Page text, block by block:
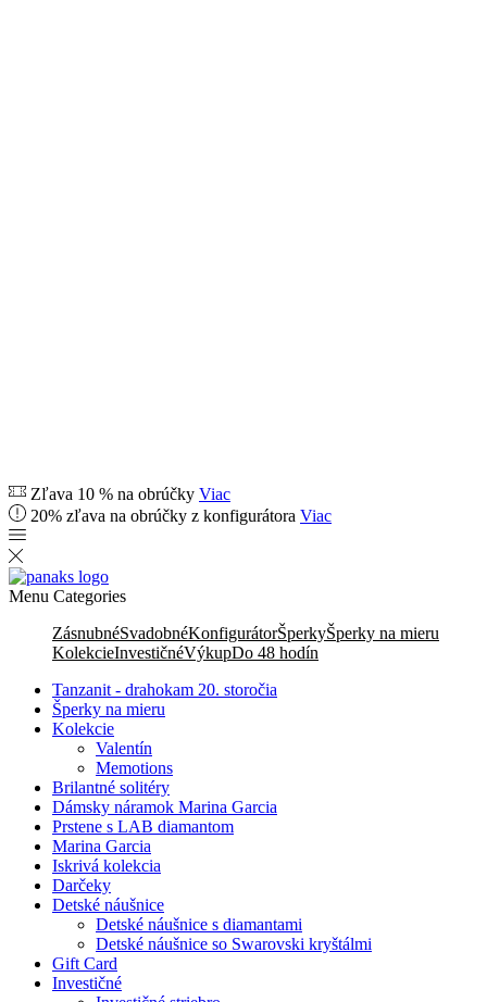
Zľava 10 % na obrúčky Viac
20% zľava na obrúčky z konfigurátora Viac
Menu Categories
ZásnubnéSvadobnéKonfigurátorŠperkyŠperky na mieru
KolekcieInvestičnéVýkupDo 48 hodín
Tanzanit - drahokam 20. storočia
Šperky na mieru
Kolekcie
Valentín
Memotions
Brilantné solitéry
Dámsky náramok Marina Garcia
Prstene s LAB diamantom
Marina Garcia
Iskrivá kolekcia
Darčeky
Detské náušnice
Detské náušnice s diamantami
Detské náušnice so Swarovski kryštálmi
Gift Card
Investičné